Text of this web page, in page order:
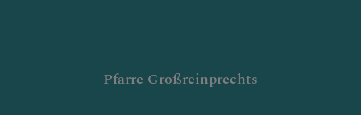
Pfarre Großreinprechts